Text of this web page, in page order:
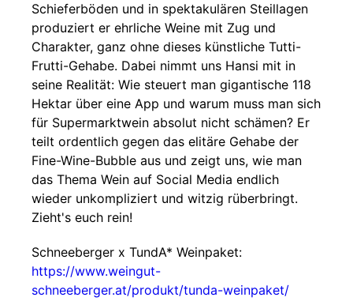
Schieferböden und in spektakulären Steillagen
produziert er ehrliche Weine mit Zug und
Charakter, ganz ohne dieses künstliche Tutti-
Frutti-Gehabe. Dabei nimmt uns Hansi mit in
seine Realität: Wie steuert man gigantische 118
Hektar über eine App und warum muss man sich
für Supermarktwein absolut nicht schämen? Er
teilt ordentlich gegen das elitäre Gehabe der
Fine-Wine-Bubble aus und zeigt uns, wie man
das Thema Wein auf Social Media endlich
wieder unkompliziert und witzig rüberbringt.
Zieht's euch rein!
Schneeberger x TundA* Weinpaket:
https://www.weingut-
schneeberger.at/produkt/tunda-weinpaket/